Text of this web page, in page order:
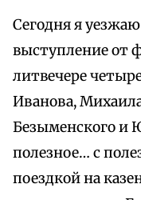
Сегодня я
выступление от
литвечере
Иванова,
Безыменского и
полезное… с
поездкой на